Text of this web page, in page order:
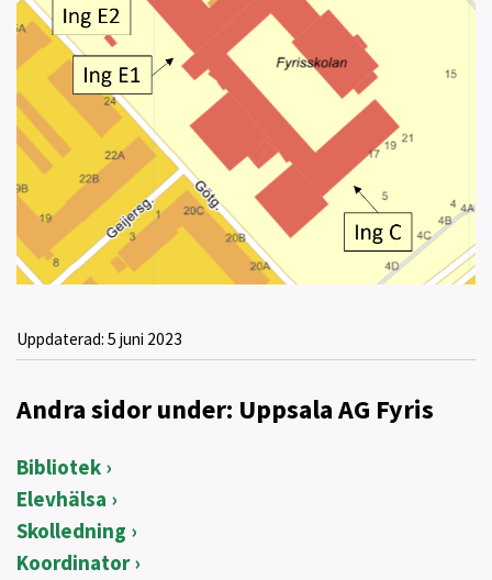
Uppdaterad: 5 juni 2023
Andra sidor under: Uppsala AG Fyris
Bibliotek
Elevhälsa
Skolledning
Koordinator